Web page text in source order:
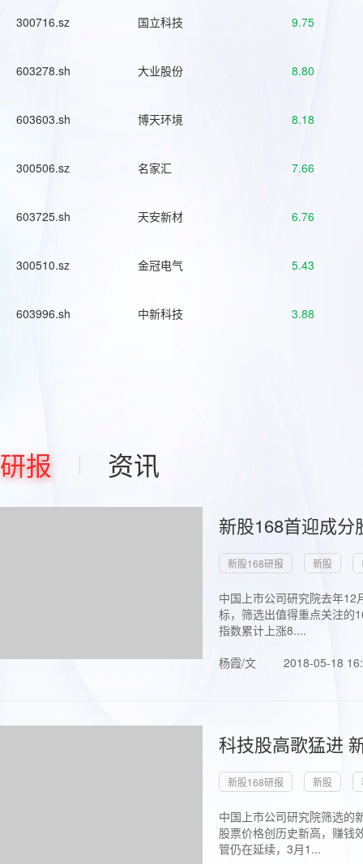
300716.sz 国立科技 9.75
603278.sh 大业股份 8.80
603603.sh 博天环境 8.18
300506.sz 名家汇 7.66
603725.sh 天安新材 6.76
300510.sz 金冠电气 5.43
603996.sh 中新科技 3.88
研报 资讯
新股168首迎成
新股168研报 新股
中国上市公司研究院去年
标，筛选出值得重点关注的
指数累计上涨8....
杨霞/文
2018-05-18
科技股高歌猛进
新股168研报 新股
中国上市公司研究院筛选的
股票价格创历史新高，赚钱
管仍在延续，3月1...